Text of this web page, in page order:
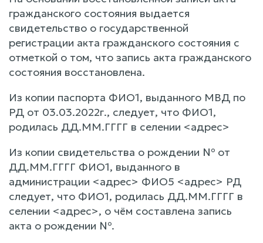
гражданского состояния выдается
свидетельство о государственной
регистрации акта гражданского состояния с
отметкой о том, что запись акта гражданского
состояния восстановлена.
Из копии паспорта ФИО1, выданного МВД по
РД от 03.03.2022г., следует, что ФИО1,
родилась ДД.ММ.ГГГГ в селении <адрес>
Из копии свидетельства о рождении № от
ДД.ММ.ГГГГ ФИО1, выданного в
администрации <адрес> ФИО5 <адрес> РД
следует, что ФИО1, родилась ДД.ММ.ГГГГ в
селении <адрес>, о чём составлена запись
акта о рождении №.